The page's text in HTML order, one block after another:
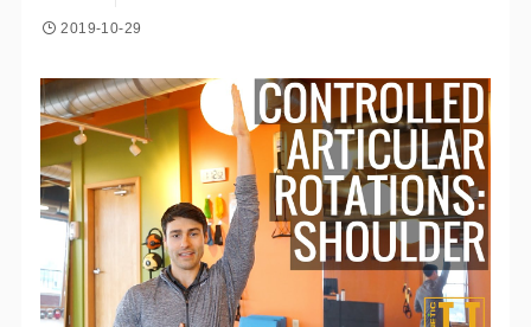
2019-10-29